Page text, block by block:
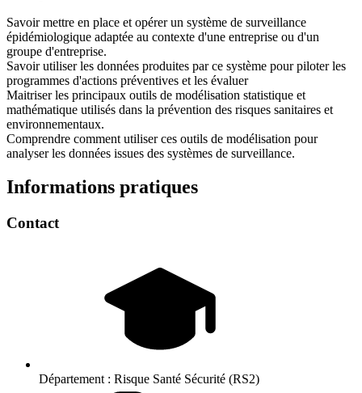
Savoir mettre en place et opérer un système de surveillance
épidémiologique adaptée au contexte d'une entreprise ou d'un
groupe d'entreprise.
Savoir utiliser les données produites par ce système pour piloter les
programmes d'actions préventives et les évaluer
Maitriser les principaux outils de modélisation statistique et
mathématique utilisés dans la prévention des risques sanitaires et
environnementaux.
Comprendre comment utiliser ces outils de modélisation pour
analyser les données issues des systèmes de surveillance.
Informations pratiques
Contact
Département : Risque Santé Sécurité (RS2)